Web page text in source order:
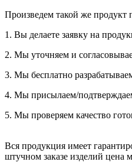
Произведем такой же продукт
1. Вы делаете заявку на
2. Мы уточняем и
3. Мы бесплатно
4. Мы присылаем/
5. Мы проверяем качество
Вся продукция имеет
штучном заказе изделий цена